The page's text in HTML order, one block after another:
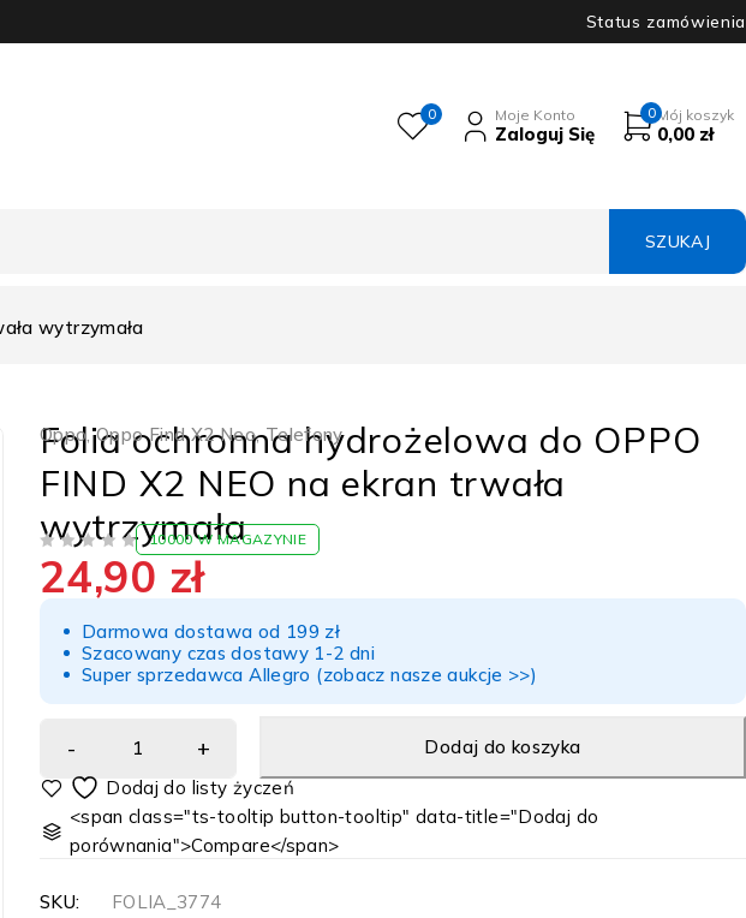
Status zamówienia
0 Moje Konto
Zaloguj Się
0 Mój koszyk
0,00 zł
wytrzymała
Oppo,Oppo Find X2 Neo,Telefony
Folia ochronna hydrożelowa do OPPO
FIND X2 NEO na ekran trwała
wytrzymała
10000 W MAGAZYNIE
24,90 zł
Darmowa dostawa od 199 zł
Szacowany czas dostawy 1-2 dni
Super sprzedawca Allegro (zobacz nasze aukcje >>)
Dodaj do koszyka
<span class="ts-tooltip button-tooltip" data-title="Dodaj do
porównania">Compare</span>
SKU:
FOLIA_3774